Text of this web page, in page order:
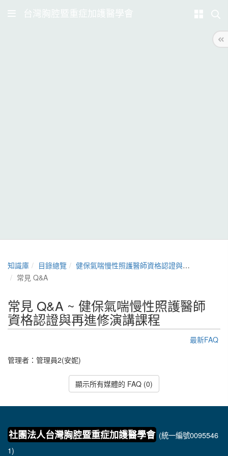
台灣胸腔暨重症加護醫學會
知識庫 目錄總覽
健保氣喘慢性照護醫師資格認證與再進修演講課程
常見 Q&A
常見 Q&A ~ 健保氣喘慢性照護醫師
資格認證與再進修演講課程
最新FAQ
管理者： 管理員2(安妮)
顯示所有媒體的 FAQ (0)
社團法人台灣胸腔暨重症加護醫學會 (統一編號0095546
1)